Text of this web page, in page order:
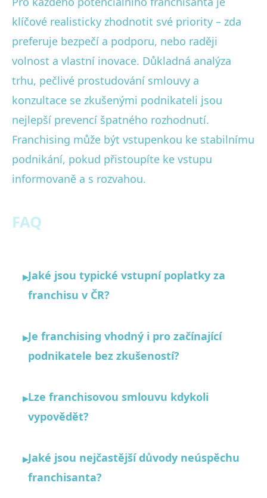
klíčové realisticky zhodnotit své priority – zda
preferuje bezpečí a podporu, nebo raději
volnost a vlastní inovace. Důkladná analýza
trhu, pečlivé prostudování smlouvy a
konzultace se zkušenými podnikateli jsou
nejlepší prevencí špatného rozhodnutí.
Franchising může být vstupenkou ke stabilnímu
podnikání, pokud přistoupíte ke vstupu
informovaně a s rozvahou.
FAQ
▸Jaké jsou typické vstupní poplatky za
franchisu v ČR?
▸Je franchising vhodný i pro začínající
podnikatele bez zkušeností?
▸Lze franchisovou smlouvu kdykoli
vypovědět?
▸Jaké jsou nejčastější důvody neúspěchu
franchisanta?